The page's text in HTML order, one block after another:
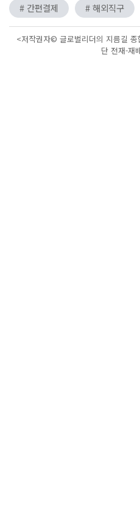
# 간편결제
# 해외직구
<저작권자© 글로벌리더의 지름길
단 전재-재